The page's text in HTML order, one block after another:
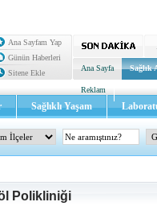
Ana Sayfam Yap
Günün Haberleri
Sitene Ekle
Ana Sayfa Sağlık
Reklam
Sağlıklı Yaşam
Polikliniği